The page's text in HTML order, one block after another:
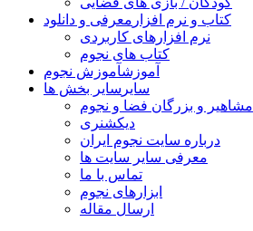
کتاب و نرم افزار معرفی و دانلود
نرم افزارهای کاربردی
کتاب های نجوم
آموزشآموزش نجوم
سایر سایر بخش ها
مشاهیر و بزرگان فضا و نجوم
دیکشنری
درباره سایت نجوم ایران
معرفی سایر سایت ها
تماس با ما
ابزارهای نجوم
ارسال مقاله